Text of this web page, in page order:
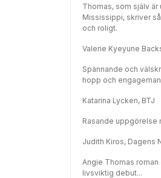
Thomas, som själv
Mississippi, skriver
och roligt.
Valerie Kyeyune
Spännande och
hopp och
Katarina Lycken, BTJ
Rasande uppgörelse
Judith Kiros, Dagens
Angie Thomas
livsviktig debut...